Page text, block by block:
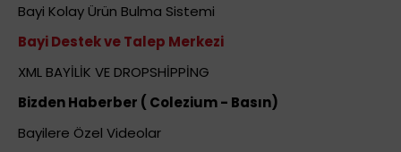
Bayi Kolay Ürün Bulma Sistemi
Bayi Destek ve Talep Merkezi
XML BAYİLİK VE DROPSHİPPİNG
Bizden Haberber ( Colezium - Basın)
Bayilere Özel Videolar